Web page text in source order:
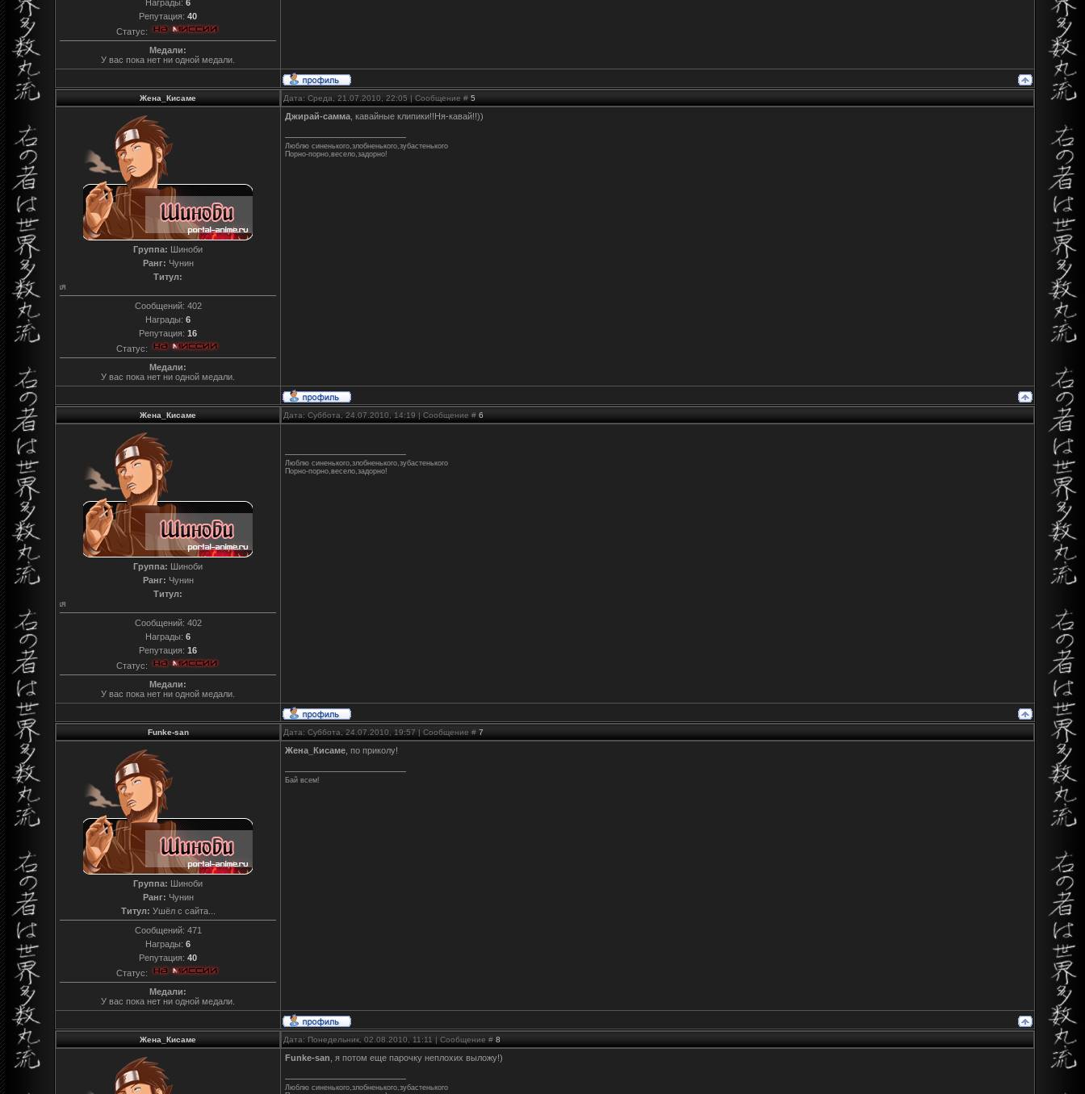
Награды: 6
Репутация: 40
Статус:
Медали:
У вас пока нет ни одной медали.
Жена_Кисаме Дата: Среда, 21.07.2010, 22:05 | Сообщение # 5
Группа: Шиноби
Ранг: Чунин
Титул:
Сообщений: 402
Награды: 6
Репутация: 16
Статус:
Медали:
У вас пока нет ни одной медали.
Джирай-самма , кавайные клипики!!Ня-кавай!!))
Люблю синенького,злобненького,зубастенького
Порно-порно,весело,задорно!
Жена_Кисаме Дата: Суббота, 24.07.2010, 14:19 | Сообщение # 6
Группа: Шиноби
Ранг: Чунин
Титул:
Сообщений: 402
Награды: 6
Репутация: 16
Статус:
Медали:
У вас пока нет ни одной медали.
Люблю синенького,злобненького,зубастенького
Порно-порно,весело,задорно!
Funke-san Дата: Суббота, 24.07.2010, 19:57 | Сообщение # 7
Группа: Шиноби
Ранг: Чунин
Титул: Ушёл с сайта...
Сообщений: 471
Награды: 6
Репутация: 40
Статус:
Медали:
У вас пока нет ни одной медали.
Жена_Кисаме , по приколу!
Бай всем!
Жена_Кисаме Дата: Понедельник, 02.08.2010, 11:11 | Сообщение # 8
Funke-san , я потом еще парочку неплохих выложу!)
Люблю синенького,злобненького,зубастенького